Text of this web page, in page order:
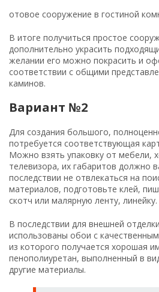
отовое сооружение в гостиной
В итоге получиться простое
дополнительно украсить
желании его можно покрасить и
соответствии с общими
каминов.
Вариант №2
Для создания большого,
потребуется соответствующая
Можно взять упаковку от мебели,
телевизора, их габаритов должно
последствии не отвлекаться на
материалов, подготовьте клей,
скотч или малярную ленту, линейку.
В последствии для внешней
использованы обои с
из которого получается хорошая
пенополиуретан, выполненный в
другие материалы.